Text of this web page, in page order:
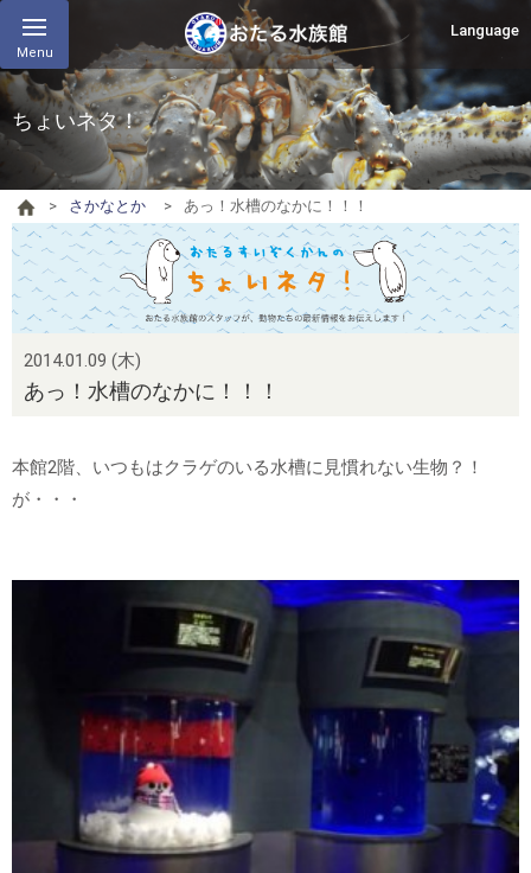
Menu
Language
ちょいネタ！
さかなとか あっ！水槽のなかに！！！
2014.01.09 (木)
あっ！水槽のなかに！！！
本館2階、いつもはクラゲのいる水槽に見慣れない生物？！
が・・・